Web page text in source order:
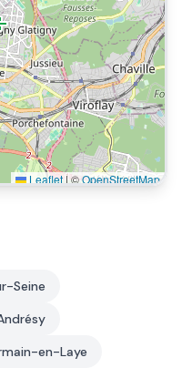
Leaflet |©OpenStreetMap
Seine
en-Laye